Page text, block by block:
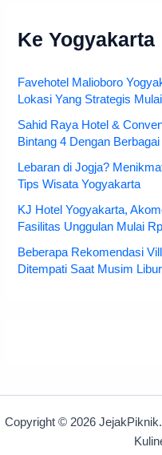
Ke Yogyakarta
Favehotel Malioboro
Lokasi Yang Strategis
Sahid Raya Hotel &
Bintang 4 Dengan
Lebaran di Jogja?
Tips Wisata Yogyakarta
KJ Hotel Yogyakarta,
Fasilitas Unggulan Mulai
Beberapa Rekomendasi
Ditempati Saat Musim
Copyright © 2026